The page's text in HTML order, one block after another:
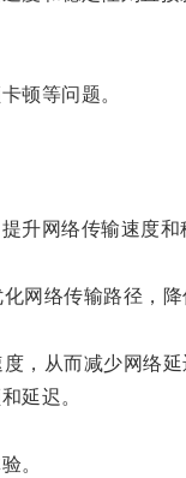
顿等问题。
网络传输速度和
络传输路径，降
，从而减少网络延
延迟。
。